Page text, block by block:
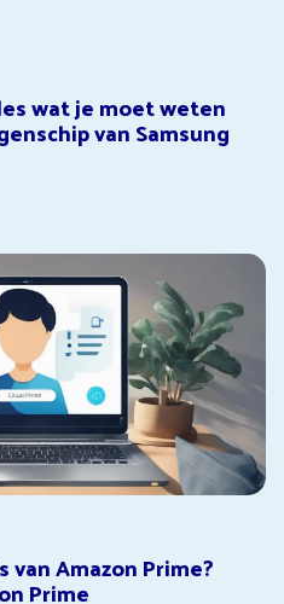
wat je moet weten
van Samsung
van Amazon Prime?
Prime